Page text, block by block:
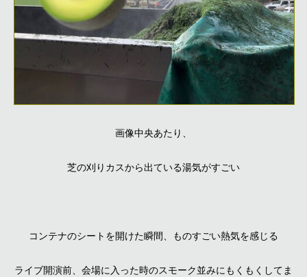
画像中央あたり、
芝の刈りカスから出ている湯気がすごい
コンテナのシートを開けた瞬間、ものすごい熱気を感じる
ライブ開演前、会場に入った時のスモーク並みにもくもくしてま